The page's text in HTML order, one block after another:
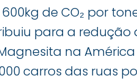
de CO₂ por
para a redução
na
carros das ruas